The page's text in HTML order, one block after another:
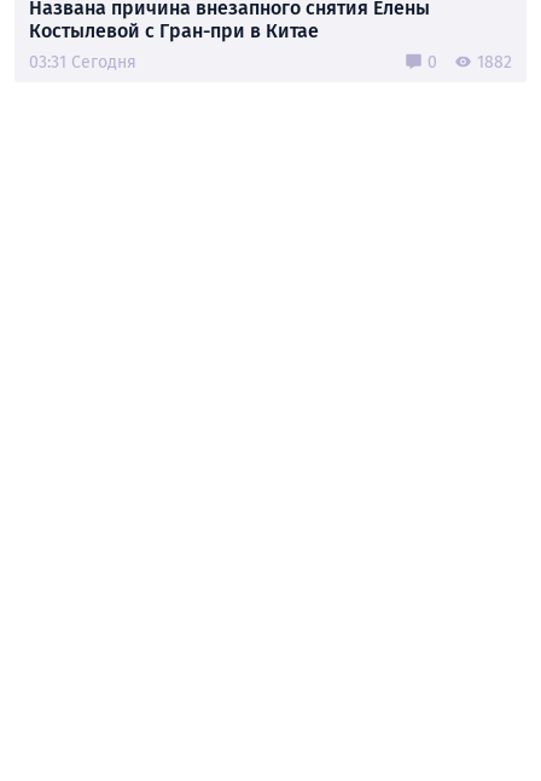
Названа причина внезапного снятия Елены
Костылевой с Гран-при в Китае
03:31 Сегодня 0 1882